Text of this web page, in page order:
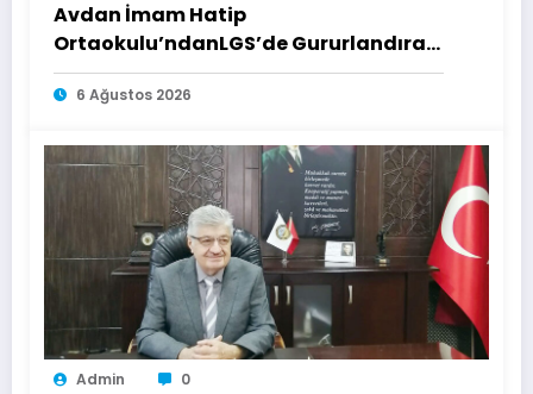
Avdan İmam Hatip
Ortaokulu’ndanLGS’de Gururlandıran
Başarı
6 Ağustos 2026
Admin 0